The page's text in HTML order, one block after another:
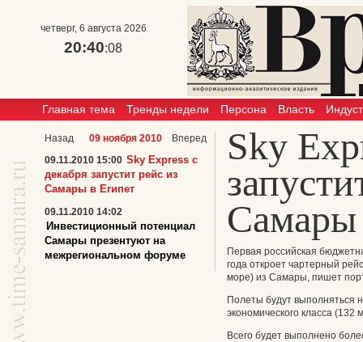
четверг, 6 августа 2026
20:40:08
Главная тема Тренды недели Персона Власть
Sky
Самары
Первая российская
года откроет чартерный
море) из Самары, пишет
Полеты будут выполняться
экономического класса (132
Всего будет выполнено
Назад 09 ноября 2010
Вперед
09.11.2010 15:00 Sky Express с
декабря запустит рейс из
Самары в Египет
09.11.2010 14:02
Инвестиционный потенциал
Самары презентуют на
межрегиональном форуме